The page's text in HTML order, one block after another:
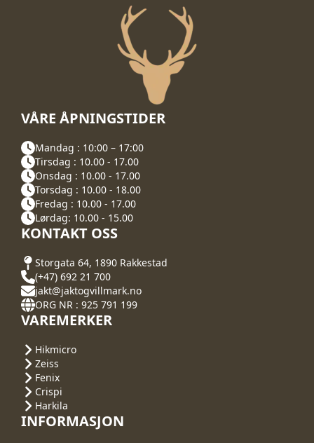
VÅRE ÅPNINGSTIDER
Mandag : 10:00 – 17:00
Tirsdag : 10.00 - 17.00
Onsdag : 10.00 - 17.00
Torsdag : 10.00 - 18.00
Fredag : 10.00 - 17.00
Lørdag: 10.00 - 15.00
KONTAKT OSS
Storgata 64, 1890 Rakkestad
(+47) 692 21 700
jakt@jaktogvillmark.no
ORG NR : 925 791 199
VAREMERKER
Hikmicro
Zeiss
Fenix
Crispi
Harkila
INFORMASJON